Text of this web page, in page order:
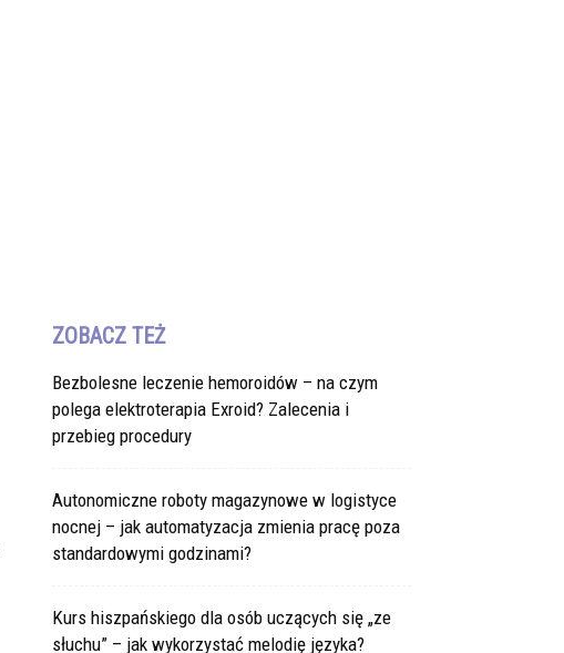
ZOBACZ TEŻ
Bezbolesne leczenie hemoroidów – na czym
polega elektroterapia Exroid? Zalecenia i
przebieg procedury
Autonomiczne roboty magazynowe w logistyce
nocnej – jak automatyzacja zmienia pracę poza
standardowymi godzinami?
Kurs hiszpańskiego dla osób uczących się „ze
słuchu” – jak wykorzystać melodię języka?